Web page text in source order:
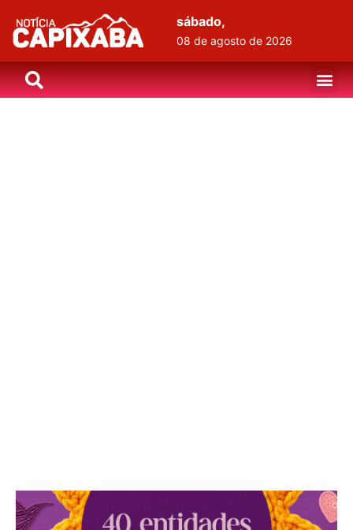
sábado,
08 de agosto de 2026